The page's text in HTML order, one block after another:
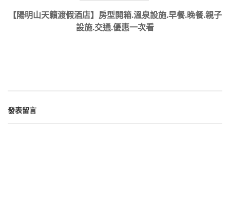
navigation
【陽明山天籟渡假酒店】房型開箱.溫泉設施.早餐.晚餐.親子
設施.交通.優惠一次看
發表留言